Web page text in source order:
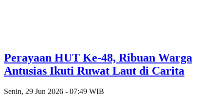
Perayaan HUT Ke-48, Ribuan Warga
Antusias Ikuti Ruwat Laut di Carita
Senin, 29 Jun 2026 - 07:49 WIB